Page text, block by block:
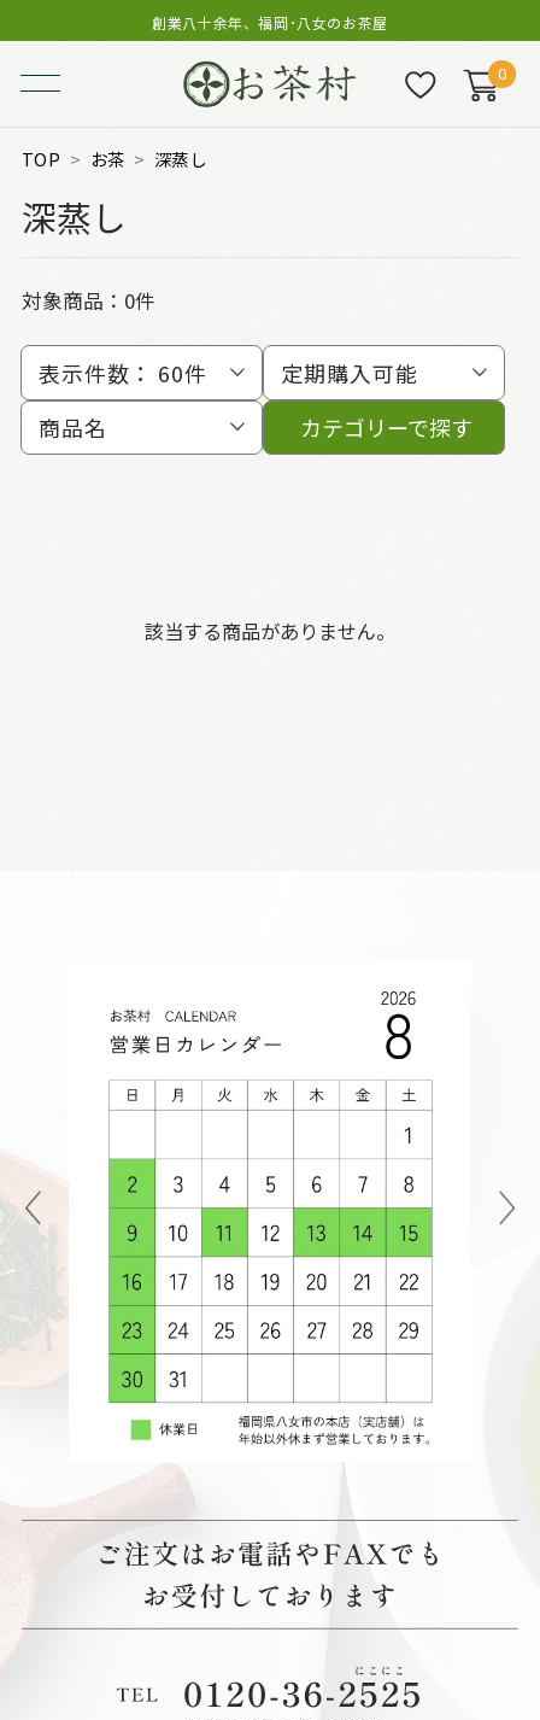
創業八十余年、福岡･八女のお茶屋
0
TOP お茶 深蒸し
深蒸し
対象商品：0件
表示件数： 60件
定期購入可能
商品名
カテゴリーで探す
該当する商品がありません。